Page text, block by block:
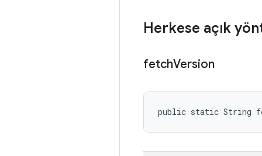
Herkese açık
fetchVersion
public static String